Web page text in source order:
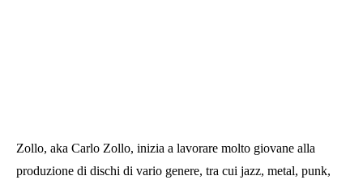
Zollo, aka Carlo Zollo, inizia a lavorare molto giovane alla
produzione di dischi di vario genere, tra cui jazz, metal, punk,